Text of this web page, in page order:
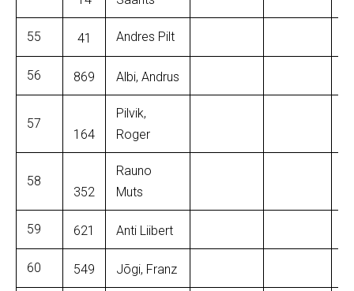
55 41 Andres Pilt
56 869 Albi, Andrus
57
164
Pilvik,
Roger
58
352
Rauno
Muts
59 621 Anti Liibert
60 549 Jõgi, Franz